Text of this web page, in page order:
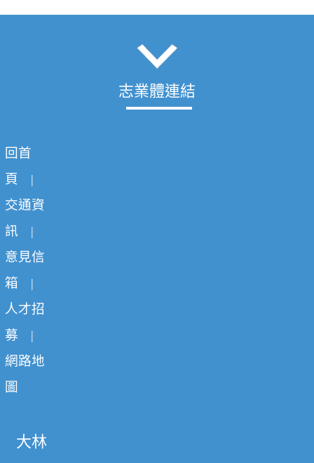
志業體連結
回首
頁 |
交通資
訊 |
意見信
箱 |
人才招
募 |
網路地
圖
大林